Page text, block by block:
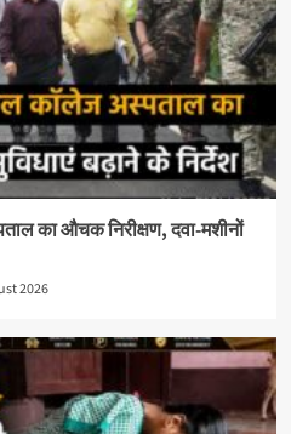
का औचक निरीक्षण, दवा-मशीनों
2026